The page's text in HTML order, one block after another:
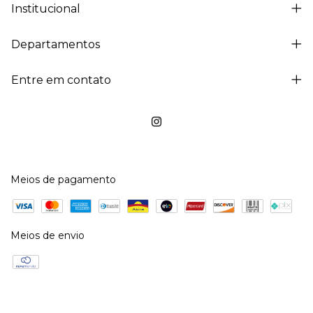
Institucional
Departamentos
Entre em contato
Meios de pagamento
Meios de envio